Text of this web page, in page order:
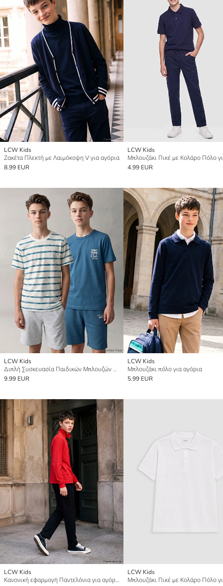
LCW Kids
Ζακέτα Πλεκτή με Λαιμόκοψη V για αγόρια
8.99 EUR
LCW Kids
4.99 EUR
LCW Kids
Διπλή Συσκευασία Παιδικών Μπλουζών με Στρογγυλή Λαιμόκοψη
9.99 EUR
LCW Kids
Μπλουζάκι πόλο για αγόρια
5.99 EUR
LCW Kids
Κανονική εφαρμογή Παντελόνια για αγόρια
LCW Kids